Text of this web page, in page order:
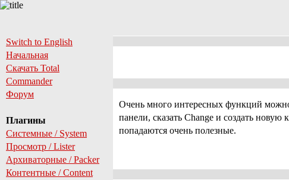
Switch to English
Начальная
Скачать Total
Commander
Форум
Плагины
Системные / System
Просмотр / Lister
Архиваторные / Packer
Контентные / Content
Очень много интересных функций
панели, сказать Change и создать
попадаются очень полезные.